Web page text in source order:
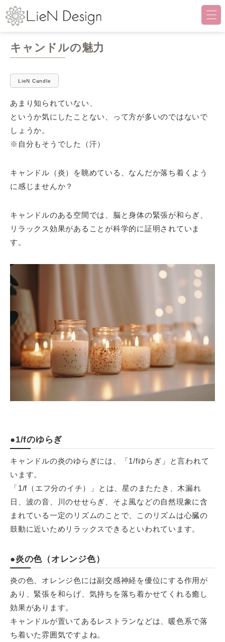
LieN Design（リアンデザイン
キャンドルの魅力
LieN Candle
あまり知られていない、
というか気にしたことない、って方が多いのではないで
しょうか。
※自分もそうでした（汗）
キャンドル（炎）を眺めている、なんだか落ち着くよう
に感じませんか？
キャンドルのある空間では、脳と身体の緊張が和らぎ、
リラックス効果があることが科学的に証明されていま
す。
●1/fのゆらぎ
キャンドルの炎のゆらぎには、「1/fゆらぎ」と言われて
います。
「1/f（エフ分のイチ）」とは、星のまたたき、木漏れ
日、波の音、川のせせらぎ、そよ風などの自然現象に含
まれている一定のリズムのことで、このリズムは心臓の
鼓動に近いためリラックスできるといわれています。
●炎の色（オレンジ色）
炎の色、オレンジ色には副交感神経を優位にする作用が
あり、緊張を和らげ、気持ちを落ち着かせてくれる癒し
効果があります。
キャンドルが置いてあるレストランなどは、暖色系で落
ち着いた雰囲気ですよね。